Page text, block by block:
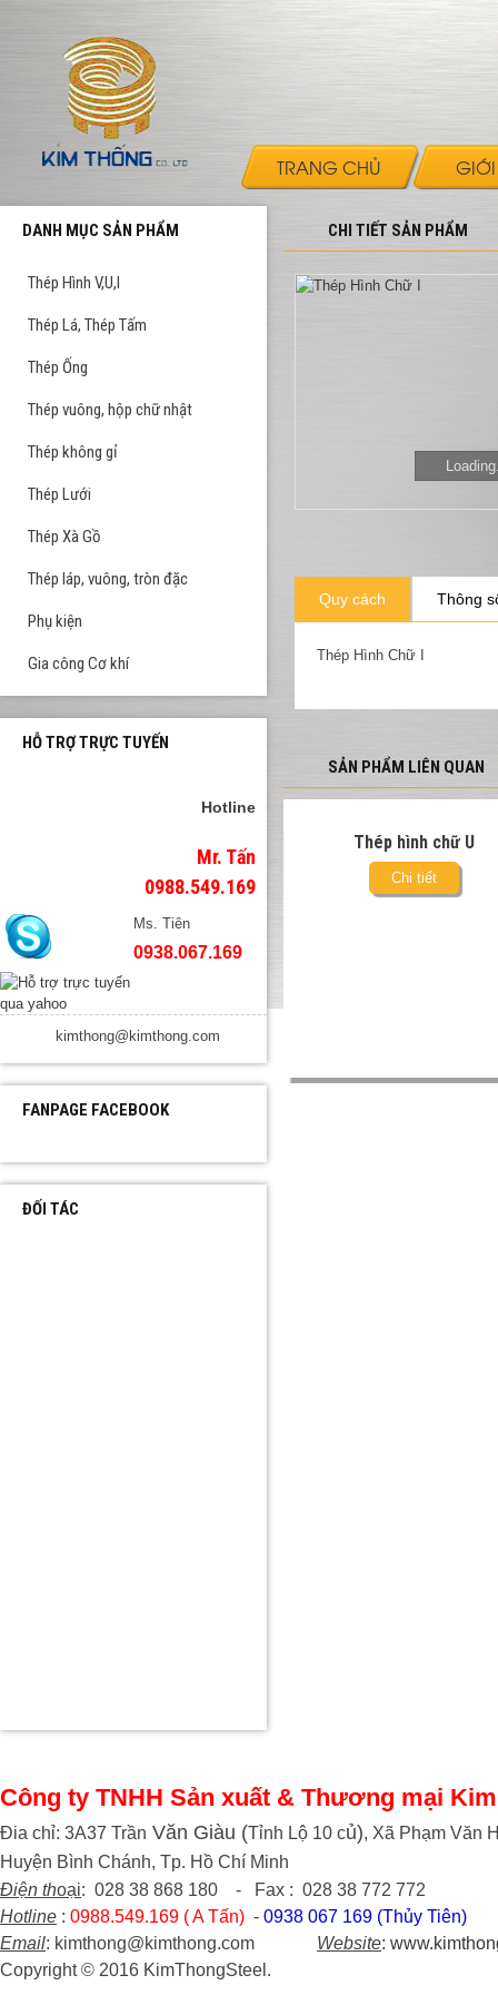
TRANG CHỦ GIỚI
DANH MỤC SẢN PHẨM
Thép Hình V,U,I
Thép Lá, Thép Tấm
Thép Ống
Thép vuông, hộp chữ nhật
Thép không gỉ
Thép Lưới
Thép Xà Gồ
Thép láp, vuông, tròn đặc
Phụ kiện
Gia công Cơ khí
HỖ TRỢ TRỰC TUYẾN
Hotline
Mr. Tấn
0988.549.169
Ms. Tiên
0938.067.169
kimthong@kimthong.com
FANPAGE FACEBOOK
ĐỐI TÁC
CHI TIẾT SẢN PHẨM
Quy cách Thông
Thép Hình Chữ I
SẢN PHẨM LIÊN QUAN
Thép hình chữ U
Chi tiết
Công ty TNHH Sản xuất & Thương mại
Đia chỉ: 3A37 Trần Văn Giàu (Tỉnh Lộ 10 củ), Xã Phạm Văn
Huyện Bình Chánh, Tp. Hồ Chí Minh
Điện thoại: 028 38 868 180 - Fax : 028 38 772 772
Hotline : 0988.549.169 ( A Tấn) - 0938 067 169 (Thủy Tiên)
Email: kimthong@kimthong.com Website:
Copyright © 2016 KimThongSteel.